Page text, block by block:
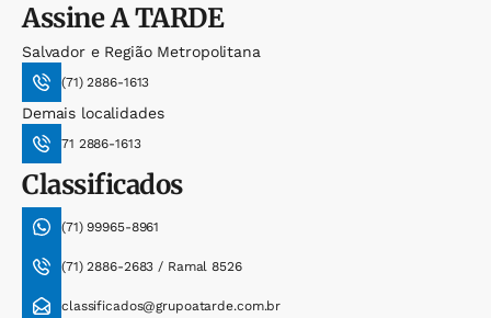
AssineA TARDE
Salvador e Região Metropolitana
(71) 2886-1613
Demais localidades
71 2886-1613
Classificados
(71) 99965-8961
(71) 2886-2683 / Ramal 8526
classificados@grupoatarde.com.br